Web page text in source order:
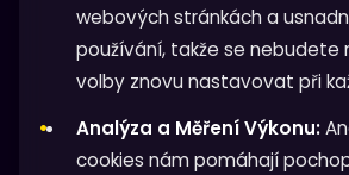
webových stránkách a
používání, takže se
volby znovu nastavovat při
Analýza a Měření Výkonu:
cookies nám pomáhají